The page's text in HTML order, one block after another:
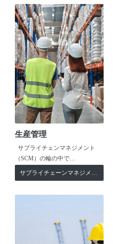
生産管理
サプライチェンマネジメント
（SCM）の輪の中で…
サプライチェーンマネジメント